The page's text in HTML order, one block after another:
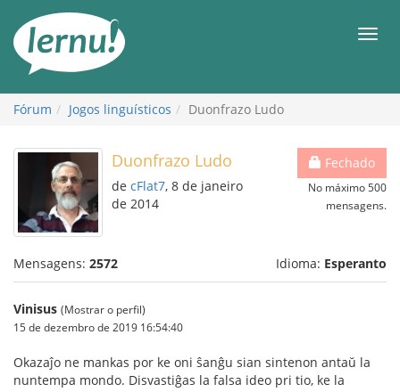
conteúdo
Fórum Jogos linguísticos Duonfrazo Ludo
Fechado
No máximo 500
mensagens.
Duonfrazo Ludo
de cFlat7, 8 de janeiro
de 2014
Mensagens: 2572 Idioma: Esperanto
Vinisus (Mostrar o perfil)
15 de dezembro de 2019 16:54:40
Okazaĵo ne mankas por ke oni ŝanĝu sian sintenon antaŭ la
nuntempa mondo. Disvastiĝas la falsa ideo pri tio, ke la